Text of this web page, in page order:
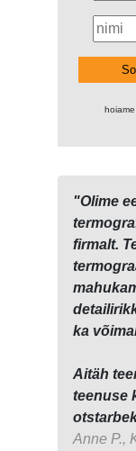
"Olime
firmalt.
ka
Aitäh
teenuse
Anne P.,